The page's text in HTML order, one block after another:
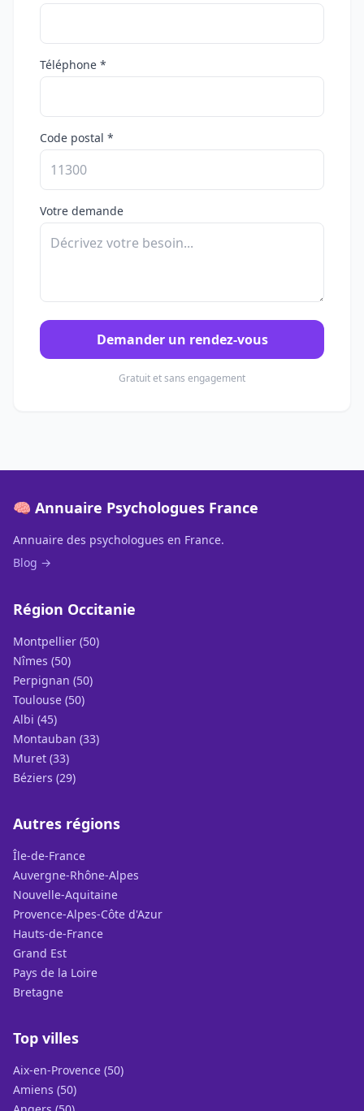
Téléphone *
Code postal *
Votre demande
Demander un rendez-vous
Gratuit et sans engagement
🧠 Annuaire Psychologues France
Annuaire des psychologues en France.
Blog →
Région Occitanie
Montpellier (50)
Nîmes (50)
Perpignan (50)
Toulouse (50)
Albi (45)
Montauban (33)
Muret (33)
Béziers (29)
Autres régions
Île-de-France
Auvergne-Rhône-Alpes
Nouvelle-Aquitaine
Provence-Alpes-Côte d'Azur
Hauts-de-France
Grand Est
Pays de la Loire
Bretagne
Top villes
Aix-en-Provence (50)
Amiens (50)